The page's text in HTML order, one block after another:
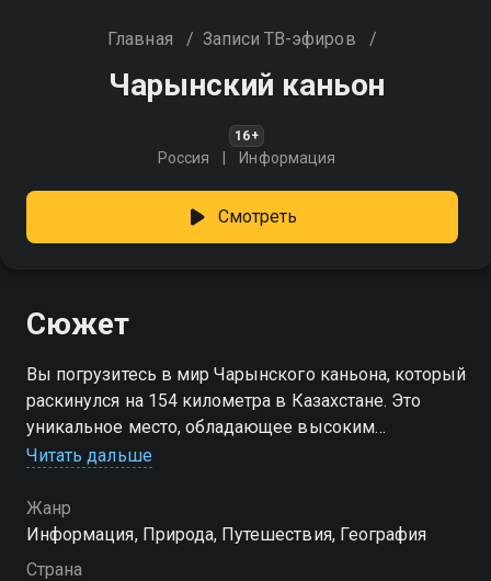
Главная / Записи ТВ-эфиров /
Чарынский каньон
16+
Россия Информация
Смотреть
Сюжет
Вы погрузитесь в мир Чарынского каньона, который
раскинулся на 154 километра в Казахстане. Это
уникальное место, обладающее высоким
разнообразием флоры и фауны, включает рощи
множества животных
Читать дальше
Жанр
Информация, Природа, Путешествия, География
Страна